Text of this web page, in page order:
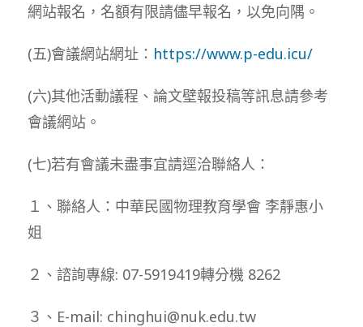
網站報名，名額有限請儘早報名，以免向隅。
(五)會議網站網址： https://www.p-edu.icu/
(六)其他活動議程、論文壁報投稿等訊息請參考
會議網站。
(七)若有會議未盡事宜請逕洽聯絡人：
１、聯絡人：中華民國物理教育學會 李靜惠小
姐
２、諮詢專線: 07-5919419轉分機 8262
３、E-mail: chinghui@nuk.edu.tw